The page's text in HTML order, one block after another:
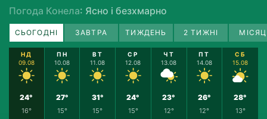
Погода Конела: Ясно і безхмарно
СЬОГОДНІ ЗАВТРА ТИЖДЕНЬ 2 ТИЖНІ
НД
09.08
24°
16°
ПН
10.08
27°
15°
ВТ
11.08
31°
15°
СР
12.08
24°
15°
ЧТ
13.08
23°
12°
ПТ
14.08
26°
12°
СБ
15.08
28°
13°